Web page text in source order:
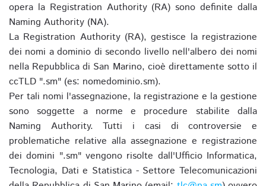
opera la Registration Authority (RA) sono definite dalla
Naming Authority (NA).
La Registration Authority (RA), gestisce la registrazione
dei nomi a dominio di secondo livello nell'albero dei nomi
nella Repubblica di San Marino, cioè direttamente sotto il
ccTLD ".sm" (es: nomedominio.sm).
Per tali nomi l'assegnazione, la registrazione e la gestione
sono soggette a norme e procedure stabilite dalla
Naming Authority. Tutti i casi di controversie e
problematiche relative alla assegnazione e registrazione
dei domini ".sm" vengono risolte dall'Ufficio Informatica,
Tecnologia, Dati e Statistica - Settore Telecomunicazioni